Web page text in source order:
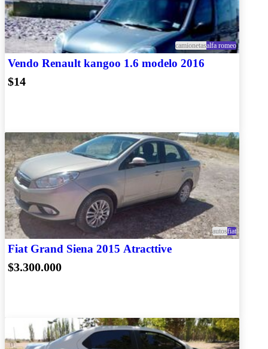
camionetasalfa romeo
Vendo Renault kangoo 1.6 modelo 2016
$14
autosfiat
Fiat Grand Siena 2015 Atracttive
$3.300.000